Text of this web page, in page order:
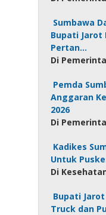
Sumbawa
Bupati Jarot
Pertan…
Di
Pemda
Anggaran
2026
Di
Kadikes
Untuk
Di
Bupati
Truck dan